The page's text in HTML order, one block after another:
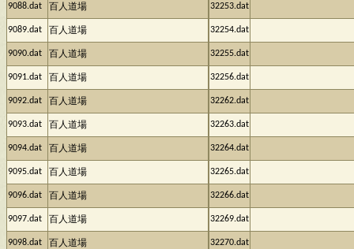
9088.dat 百人道場
9089.dat 百人道場
9090.dat 百人道場
9091.dat 百人道場
9092.dat 百人道場
9093.dat 百人道場
9094.dat 百人道場
9095.dat 百人道場
9096.dat 百人道場
9097.dat 百人道場
9098.dat 百人道場
32253.dat
32254.dat
32255.dat
32256.dat
32262.dat
32263.dat
32264.dat
32265.dat
32266.dat
32269.dat
32270.dat